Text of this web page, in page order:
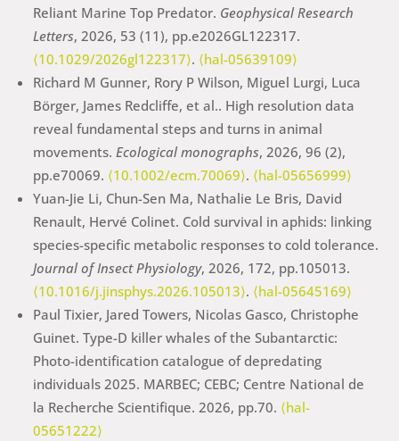
Reliant Marine Top Predator. Geophysical Research
Letters, 2026, 53 (11), pp.e2026GL122317.
⟨10.1029/2026gl122317⟩. ⟨hal-05639109⟩
Richard M Gunner, Rory P Wilson, Miguel Lurgi, Luca
Börger, James Redcliffe, et al.. High resolution data
reveal fundamental steps and turns in animal
movements.Ecological monographs, 2026, 96 (2),
pp.e70069. ⟨10.1002/ecm.70069⟩. ⟨hal-05656999⟩
Yuan-Jie Li, Chun-Sen Ma, Nathalie Le Bris, David
Renault, Hervé Colinet. Cold survival in aphids: linking
species-specific metabolic responses to cold tolerance.
Journal of Insect Physiology, 2026, 172, pp.105013.
⟨10.1016/j.jinsphys.2026.105013⟩. ⟨hal-05645169⟩
Paul Tixier, Jared Towers, Nicolas Gasco, Christophe
Guinet. Type-D killer whales of the Subantarctic:
Photo-identification catalogue of depredating
individuals 2025. MARBEC; CEBC; Centre National de
la Recherche Scientifique. 2026, pp.70. ⟨hal-
05651222⟩